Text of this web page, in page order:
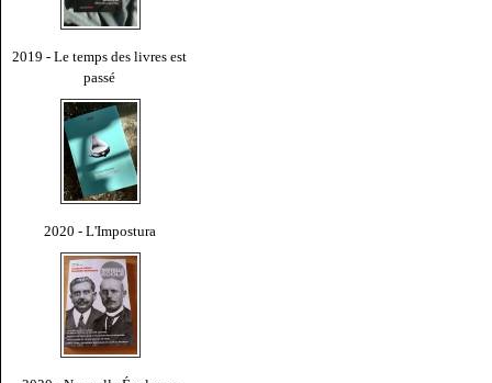
2019 - Le temps des livres est
passé
2020 - L'Impostura